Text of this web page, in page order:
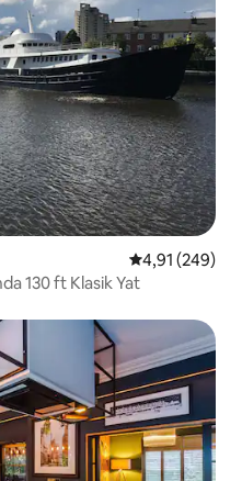
5 üzerinden
4,91 (249)
130 ft Klasik Yat